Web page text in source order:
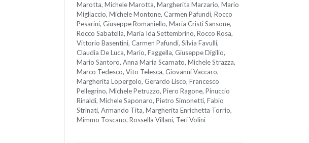
Marotta, Michele Marotta, Margherita Marzario, Mario
Migliaccio, Michele Montone, Carmen Pafundi, Rocco
Pesarini, Giuseppe Romaniello, Maria Cristi Sansone,
Rocco Sabatella, Maria Ida Settembrino, Rocco Rosa,
Vittorio Basentini, Carmen Pafundi, Silvia Favulli,
Claudia De Luca, Mario, Faggella, Giuseppe Digilio,
Mario Santoro, Anna Maria Scarnato, Michele Strazza,
Marco Tedesco, Vito Telesca, Giovanni Vaccaro,
Margherita Lopergolo, Gerardo Lisco, Francesco
Pellegrino, Michele Petruzzo, Piero Ragone, Pinuccio
Rinaldi, Michele Saponaro, Pietro Simonetti, Fabio
Strinati, Armando Tita, Margherita Enrichetta Torrio,
Mimmo Toscano, Rossella Villani, Teri Volini